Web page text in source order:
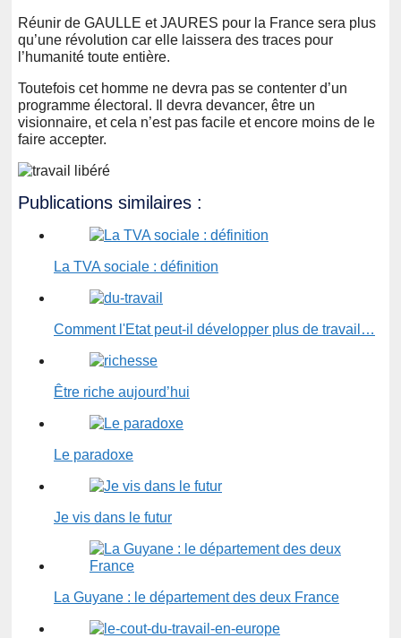
Réunir de GAULLE et JAURES pour la France sera plus
qu’une révolution car elle laissera des traces pour
l’humanité toute entière.
Toutefois cet homme ne devra pas se contenter d’un
programme électoral. Il devra devancer, être un
visionnaire, et cela n’est pas facile et encore moins de le
faire accepter.
Publications similaires :
La TVA sociale : définition
Comment l'Etat peut-il développer plus de travail…
Être riche aujourd’hui
Le paradoxe
Je vis dans le futur
La Guyane : le département des deux France